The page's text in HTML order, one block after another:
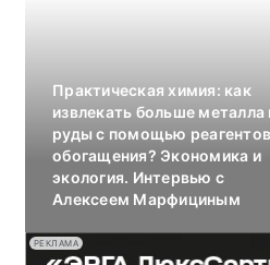
Практическая химия: как
извлекать больше металла
руды с помощью реагентов
обогащения? Экономика и
экология. Интервью с
Алексеем Марфициным
РЕКЛАМА